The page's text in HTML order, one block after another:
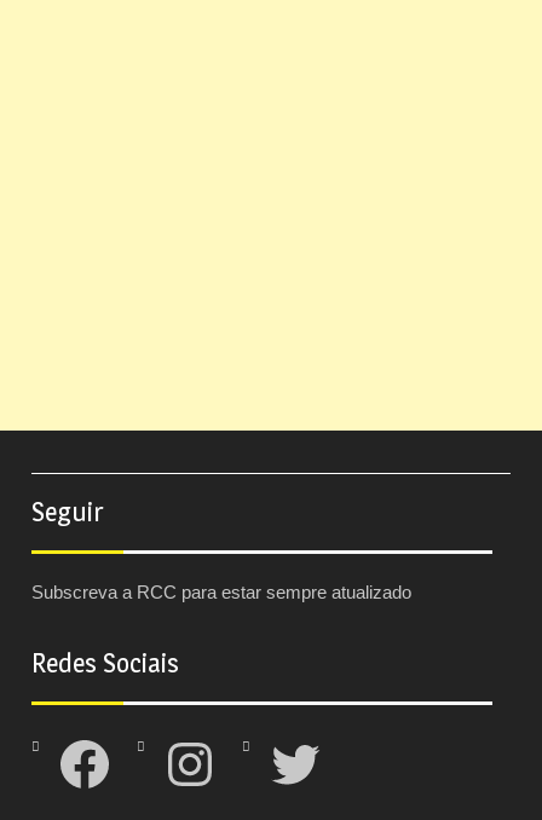
Seguir
Subscreva a RCC para estar sempre atualizado
Redes Sociais
Facebook Instagram Twitter